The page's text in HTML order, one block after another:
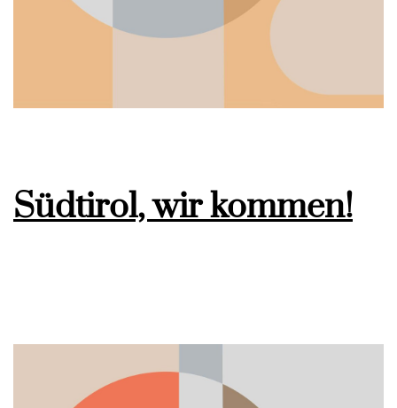
Südtirol, wir kommen!